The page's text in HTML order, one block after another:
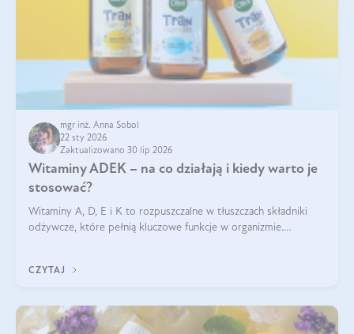
mgr inż. Anna Sobol
22 sty 2026
Zaktualizowano 30 lip 2026
Witaminy ADEK – na co działają i kiedy warto je
stosować?
Witaminy A, D, E i K to rozpuszczalne w tłuszczach składniki
odżywcze, które pełnią kluczowe funkcje w organizmie.
CZYTAJ